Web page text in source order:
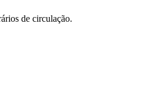
de circulação.